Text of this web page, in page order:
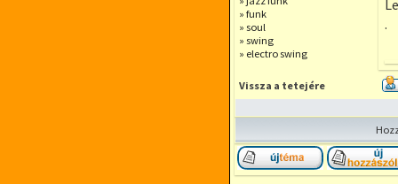
» funk
» soul
» swing
» electro swing
.
Vissza a tetejére
Új téma nyitása